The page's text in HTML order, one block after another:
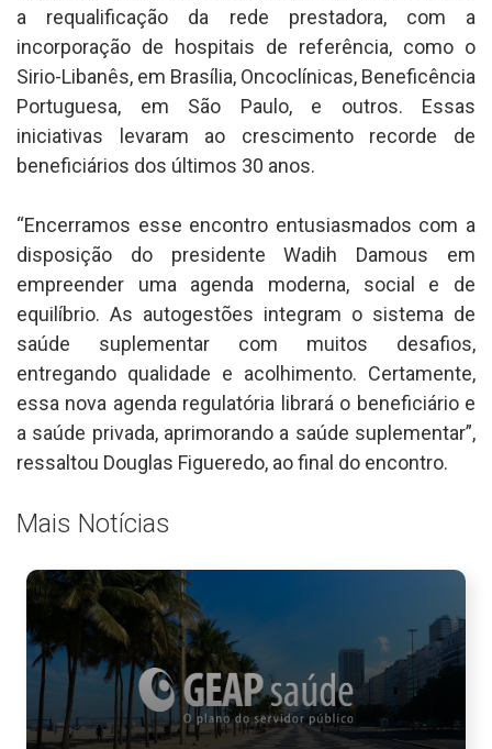
a requalificação da rede prestadora, com a
incorporação de hospitais de referência, como o
Sirio-Libanês, em Brasília, Oncoclínicas, Beneficência
Portuguesa, em São Paulo, e outros. Essas
iniciativas levaram ao crescimento recorde de
beneficiários dos últimos 30 anos.
“Encerramos esse encontro entusiasmados com a
disposição do presidente Wadih Damous em
empreender uma agenda moderna, social e de
equilíbrio. As autogestões integram o sistema de
saúde suplementar com muitos desafios,
entregando qualidade e acolhimento. Certamente,
essa nova agenda regulatória librará o beneficiário e
a saúde privada, aprimorando a saúde suplementar”,
ressaltou Douglas Figueredo, ao final do encontro.
Mais Notícias